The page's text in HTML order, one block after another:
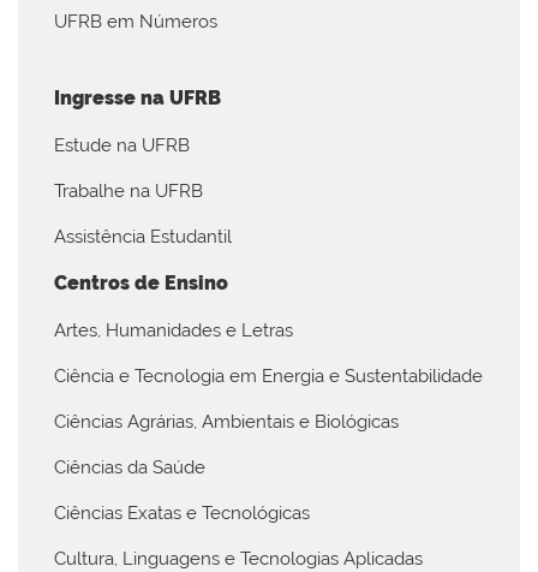
UFRB em Números
Ingresse na UFRB
Estude na UFRB
Trabalhe na UFRB
Assistência Estudantil
Centros de Ensino
Artes, Humanidades e Letras
Ciência e Tecnologia em Energia e Sustentabilidade
Ciências Agrárias, Ambientais e Biológicas
Ciências da Saúde
Ciências Exatas e Tecnológicas
Cultura, Linguagens e Tecnologias Aplicadas